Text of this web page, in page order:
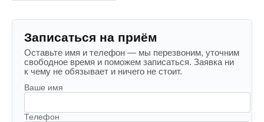
Записаться на приём
Оставьте имя и телефон — мы перезвоним, уточним
свободное время и поможем записаться. Заявка ни
к чему не обязывает и ничего не стоит.
Ваше имя
Телефон